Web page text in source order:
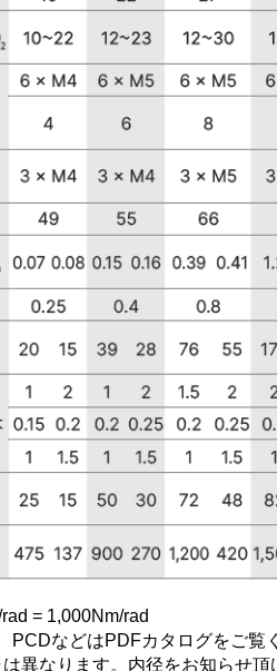
= 1,000Nm/rad
PCDなどはPDFカタログをご覧
異なります。内径をお知らせ